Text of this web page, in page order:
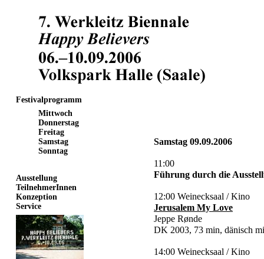
Festivalprogramm
Mittwoch
Donnerstag
Freitag
Samstag
Sonntag
Ausstellung
TeilnehmerInnen
Konzeption
Service
Samstag 09.09.2006
11:00
Führung durch die
12:00 Weinecksaal / Kino
Jerusalem My Love
Jeppe Rønde
DK 2003, 73 min, dänisch
14:00 Weinecksaal / Kino